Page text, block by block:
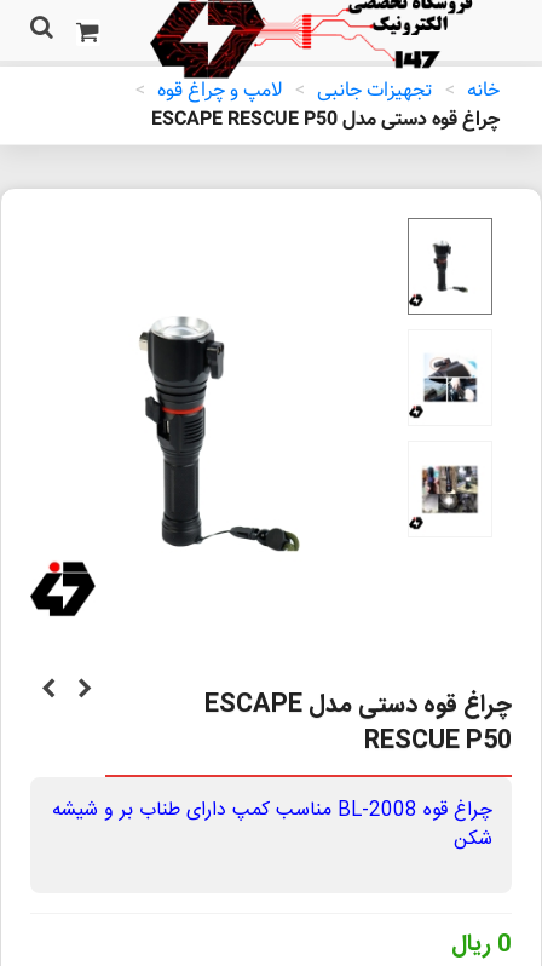
خانه > تجهیزات جانبی > لامپ و چراغ قوه >
چراغ قوه دستی مدل ESCAPE RESCUE P50
چراغ قوه دستی مدل ESCAPE
RESCUE P50
چراغ قوه BL-2008 مناسب کمپ دارای طناب بر و شیشه
شکن
0 ریال